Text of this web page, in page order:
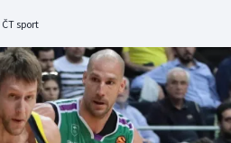
ČT sport